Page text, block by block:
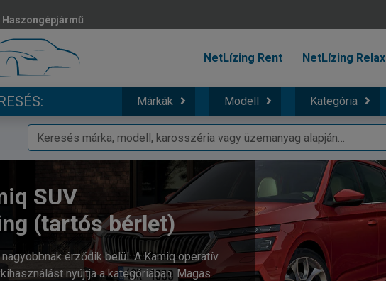
Haszongépjármű
NetLízing Rent NetLízing Relax
Márkák Modell Kategória
SUV
(tartós bérlet)
érződik belül. A Kamiq operatív
nyújtja a kategóriában. Magas